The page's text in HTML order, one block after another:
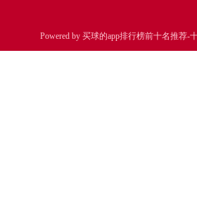
Powered by 买球的app排行榜前十名推荐-